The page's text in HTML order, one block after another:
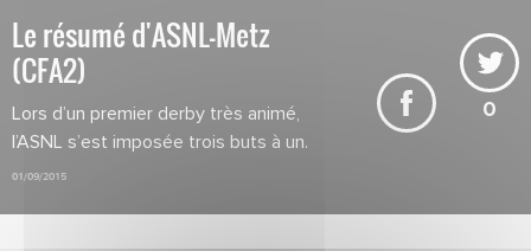
Le résumé d'ASNL-Metz
(CFA2)
Lors d’un premier derby très animé,
l’ASNL s’est imposée trois buts à un.
01/09/2015
0